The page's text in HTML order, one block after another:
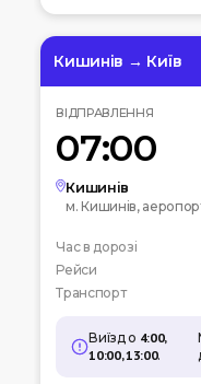
10:00Київ
Вокзальна
Біла церква
Вул.
15:00
Автовокзал
Аеропорт
Кишинів → Київ
ВІДПРАВЛЕННЯ
07:00
Кишинів
м. Кишинів,
Транспорт
Час в дорозі
Рейси
Виїзд о 4:00,
10:00, 13:00.